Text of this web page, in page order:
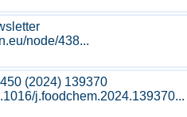
node/438...
(2024) 139370
j.foodchem.2024.139370...